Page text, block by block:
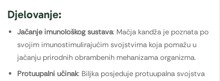
Djelovanje:
Jačanje imunološkog sustava: Mačja kandža je poznata po
svojim imunostimulirajućim svojstvima koja pomažu u
jačanju prirodnih obrambenih mehanizama organizma.
Protuupalni učinak: Biljka posjeduje protuupalna svojstva